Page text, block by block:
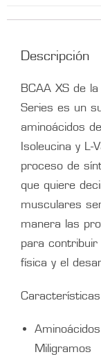
Descripción
BCAA XS de
Series es un
aminoácidos
Isoleucina y L-
proceso de
que quiere
musculares
manera las
para
física y el
Miligramos